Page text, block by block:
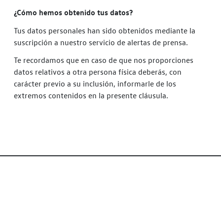
¿Cómo hemos obtenido tus datos?
Tus datos personales han sido obtenidos mediante la
suscripción a nuestro servicio de alertas de prensa.
Te recordamos que en caso de que nos proporciones
datos relativos a otra persona física deberás, con
carácter previo a su inclusión, informarle de los
extremos contenidos en la presente cláusula.